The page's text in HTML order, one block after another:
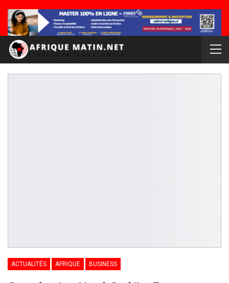
ACTUALITÉS AFRIQUE BUSINESS